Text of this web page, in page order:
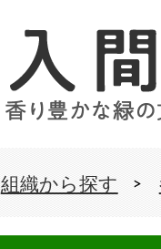
組織から探す